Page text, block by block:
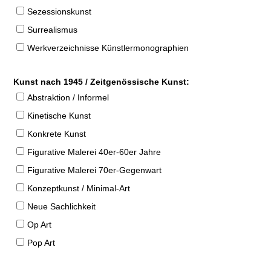
Sezessionskunst
Surrealismus
Werkverzeichnisse Künstlermonographien
Kunst nach 1945 / Zeitgenössische Kunst:
Abstraktion / Informel
Kinetische Kunst
Konkrete Kunst
Figurative Malerei 40er-60er Jahre
Figurative Malerei 70er-Gegenwart
Konzeptkunst / Minimal-Art
Neue Sachlichkeit
Op Art
Pop Art